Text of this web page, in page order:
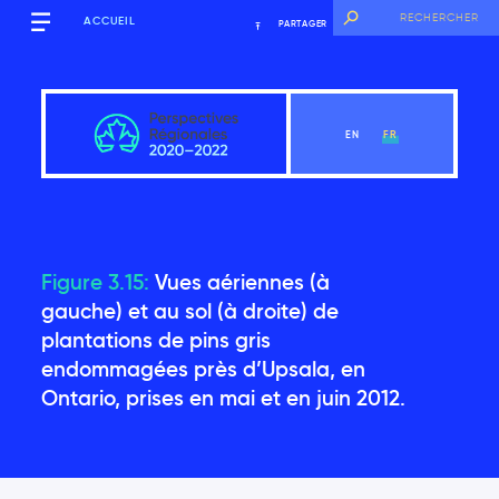
ACCUEIL PARTAGER
EN FR
Figure 3.15: Vues aériennes (à
gauche) et au sol (à droite) de
plantations de pins gris
endommagées près d’Upsala, en
Ontario, prises en mai et en juin 2012.
Québec
Voir le chapitre
Introduction